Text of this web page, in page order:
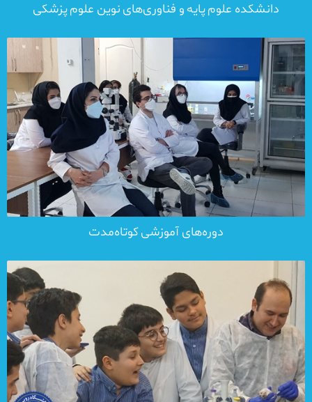
دانشکده علوم پایه و فناوری‌های نوین علوم پزشکی
دوره‌های آموزشی کوتاه‌مدت